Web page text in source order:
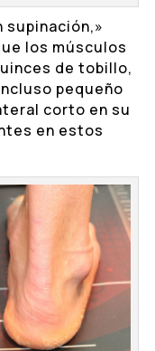
supinación,»
los músculos
de tobillo,
pequeño
corto en su
en estos